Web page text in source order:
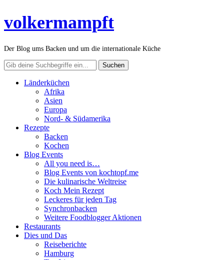
volkermampft
Der Blog ums Backen und um die internationale Küche
Länderküchen
Afrika
Asien
Europa
Nord- & Südamerika
Rezepte
Backen
Kochen
Blog Events
All you need is…
Blog Events von kochtopf.me
Die kulinarische Weltreise
Koch Mein Rezept
Leckeres für jeden Tag
Synchronbacken
Weitere Foodblogger Aktionen
Restaurants
Dies und Das
Reiseberichte
Hamburg